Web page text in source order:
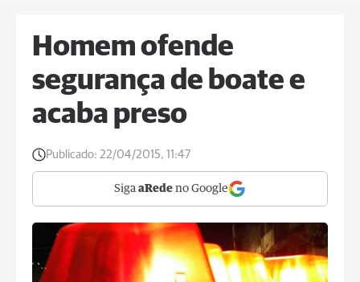
Homem ofende
segurança de boate e
acaba preso
Publicado: 22/04/2015, 11:47
Siga aRede no Google